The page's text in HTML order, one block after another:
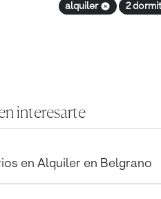
alquiler 2
interesarte
en Alquiler en Belgrano